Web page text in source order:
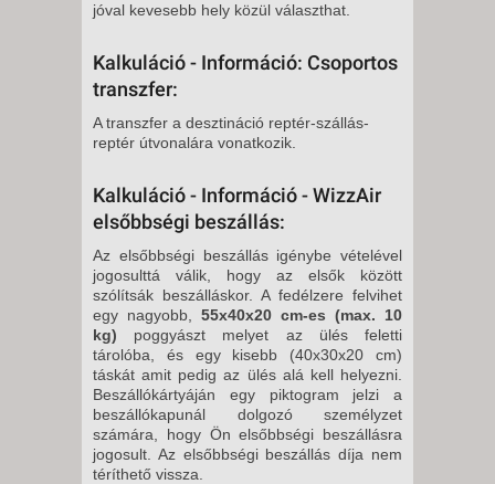
jóval kevesebb hely közül választhat.
Kalkuláció - Információ: Csoportos
transzfer:
A transzfer a desztináció reptér-szállás-
reptér útvonalára vonatkozik.
Kalkuláció - Információ - WizzAir
elsőbbségi beszállás:
Az elsőbbségi beszállás igénybe vételével
jogosulttá válik, hogy az elsők között
szólítsák beszálláskor. A fedélzere felvihet
egy nagyobb, 55x40x20 cm-es (max. 10
kg) poggyászt melyet az ülés feletti
tárolóba, és egy kisebb (40x30x20 cm)
táskát amit pedig az ülés alá kell helyezni.
Beszállókártyáján egy piktogram jelzi a
beszállókapunál dolgozó személyzet
számára, hogy Ön elsőbbségi beszállásra
jogosult. Az elsőbbségi beszállás díja nem
téríthető vissza.